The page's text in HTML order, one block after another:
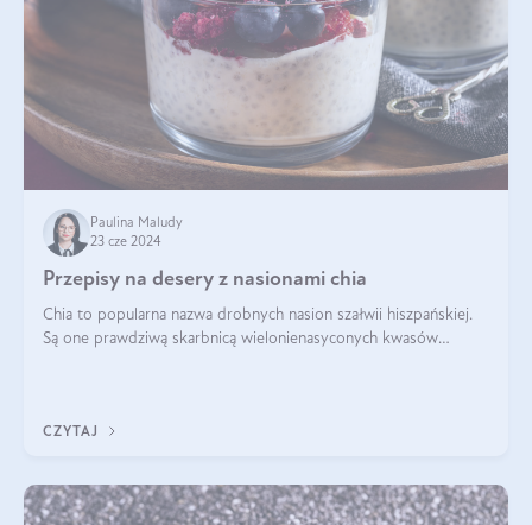
Paulina Maludy
23 cze 2024
Przepisy na desery z nasionami chia
Chia to popularna nazwa drobnych nasion szałwii hiszpańskiej.
Są one prawdziwą skarbnicą wielonienasyconych kwasów
CZYTAJ